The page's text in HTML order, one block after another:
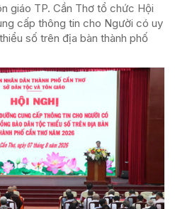
giáo TP. Cần Thơ tổ chức Hội
cấp thông tin cho Người có uy
số trên địa bàn thành phố